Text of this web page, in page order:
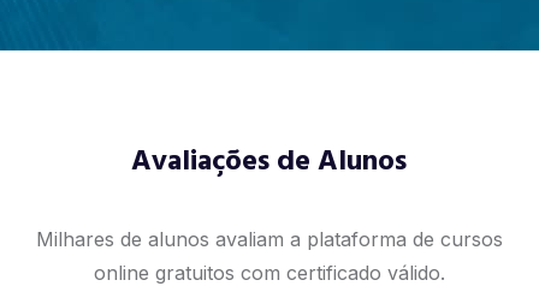
Avaliações de Alunos
Milhares de alunos avaliam a plataforma de cursos
online gratuitos com certificado válido.